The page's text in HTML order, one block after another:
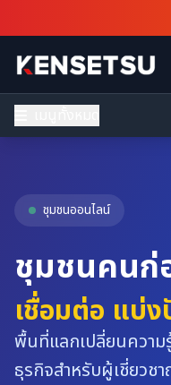
ชุมชนออนไลน์
ชุมชนคนก่
เชื่อมต่อ แบ่ง
พื้นที่แลกเปลี่ยนความ
ธุรกิจสำหรับผู้เชี่ยวช